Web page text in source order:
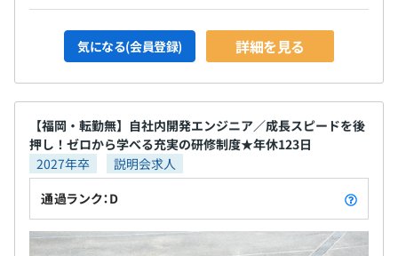
気になる(会員登録) 詳細を見る
【福岡・転勤無】自社内開発エンジニア／成長スピードを後
押し！ゼロから学べる充実の研修制度★年休123日
2027年卒
説明会求人
通過ランク：D